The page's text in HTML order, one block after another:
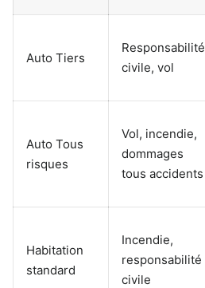
Auto Tiers
Responsabilité
civile, vol
Auto Tous
risques
Vol, incendie,
dommages
tous accidents
Habitation
standard
Incendie,
responsabilité
civile